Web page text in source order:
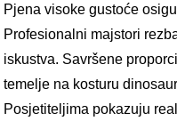
Pjena visoke gustoće
Profesionalni majstori
iskustva. Savršene
temelje na kosturu
Posjetiteljima pokazuju